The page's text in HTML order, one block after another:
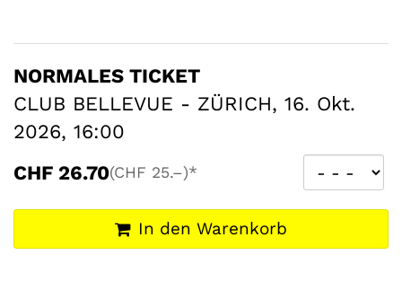
NORMALES TICKET
CLUB BELLEVUE - ZÜRICH, 16. Okt.
2026, 16:00
CHF 26.70(CHF 25.–)*
In den Warenkorb